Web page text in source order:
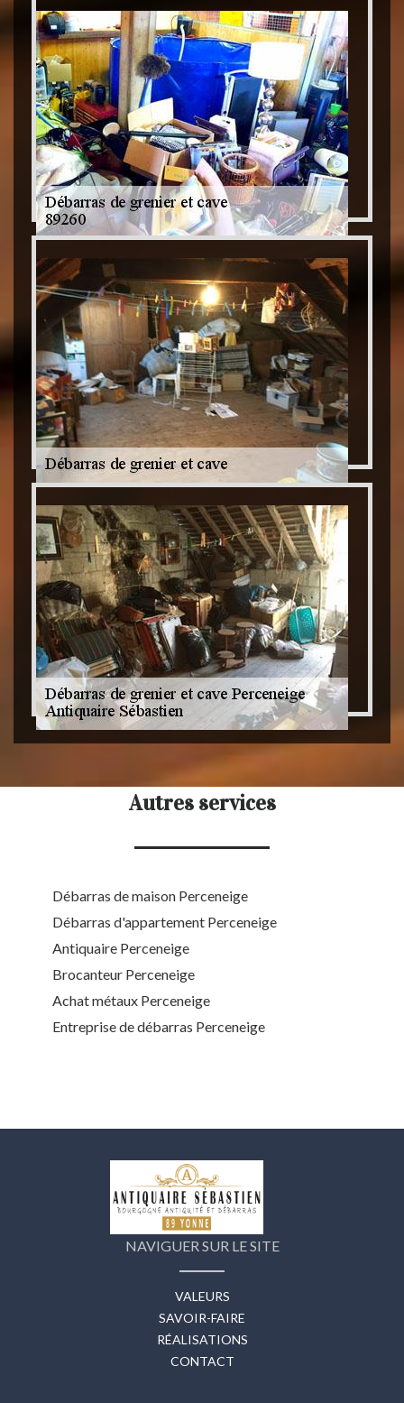
Autres services
Débarras de maison Perceneige
Débarras d'appartement Perceneige
Antiquaire Perceneige
Brocanteur Perceneige
Achat métaux Perceneige
Entreprise de débarras Perceneige
NAVIGUER SUR LE SITE
VALEURS
SAVOIR-FAIRE
RÉALISATIONS
CONTACT